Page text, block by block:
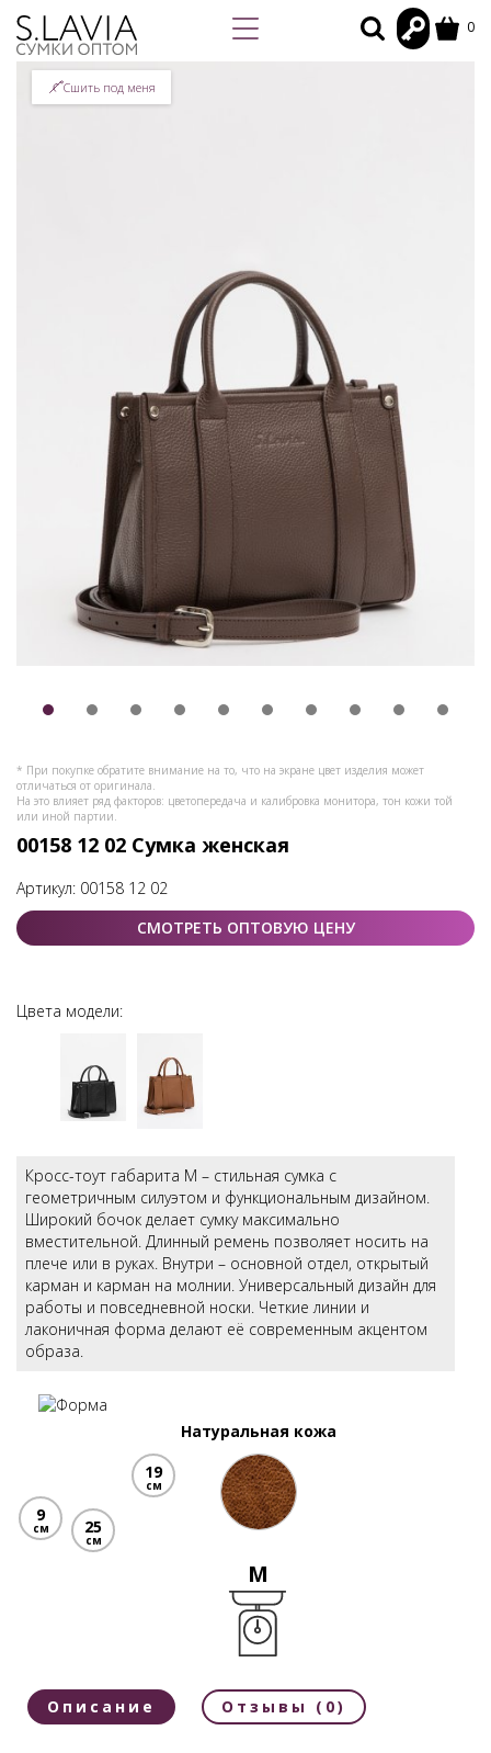
0
* При покупке обратите внимание на то, что на экране цвет изделия может
отличаться от оригинала.
На это влияет ряд факторов: цветопередача и калибровка монитора, тон кожи той
или иной партии.
Сшить под меня
00158 12 02 Сумка женская
Артикул: 00158 12 02
СМОТРЕТЬ ОПТОВУЮ ЦЕНУ
Цвета модели:
Кросс-тоут габарита М – стильная сумка с
геометричным силуэтом и функциональным дизайном.
Широкий бочок делает сумку максимально
вместительной. Длинный ремень позволяет носить на
плече или в руках. Внутри – основной отдел, открытый
карман и карман на молнии. Универсальный дизайн для
работы и повседневной носки. Четкие линии и
лаконичная форма делают её современным акцентом
образа.
9
см
19
см
25
см
Натуральная кожа
M
Описание Отзывы (0)